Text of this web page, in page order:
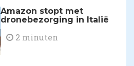
Amazon stopt met
dronebezorging in Italië
2 minuten